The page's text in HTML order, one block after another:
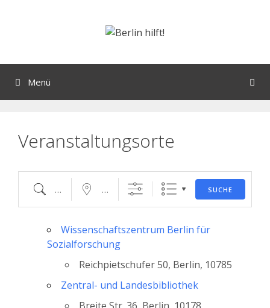
Menü
Veranstaltungsorte
SUCHE
Wissenschaftszentrum Berlin für
Sozialforschung
Reichpietschufer 50, Berlin, 10785
Zentral- und Landesbibliothek